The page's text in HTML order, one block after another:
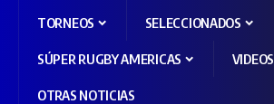
TORNEOS SELECCIONADOS
SÚPER RUGBY AMERICAS VIDEOS
OTRAS NOTICIAS